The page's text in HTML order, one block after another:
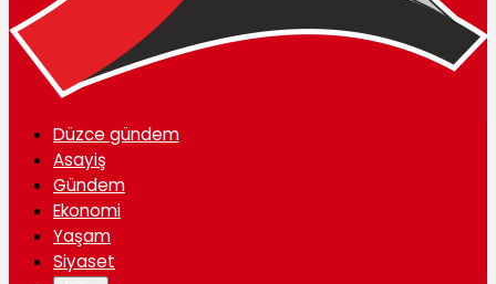
Düzce gündem
Asayiş
Gündem
Ekonomi
Yaşam
Siyaset